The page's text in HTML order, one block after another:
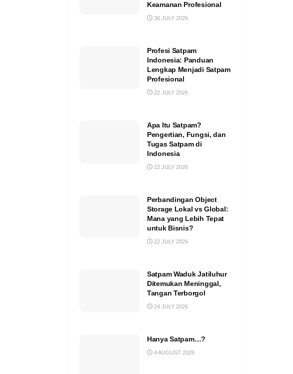
Keamanan Profesional
30 JULY 2026
Profesi Satpam
Indonesia: Panduan
Lengkap Menjadi Satpam
Profesional
22 JULY 2026
Apa Itu Satpam?
Pengertian, Fungsi, dan
Tugas Satpam di
Indonesia
22 JULY 2026
Perbandingan Object
Storage Lokal vs Global:
Mana yang Lebih Tepat
untuk Bisnis?
22 JULY 2026
Satpam Waduk Jatiluhur
Ditemukan Meninggal,
Tangan Terborgol
24 JULY 2026
Hanya Satpam…?
4 AUGUST 2026